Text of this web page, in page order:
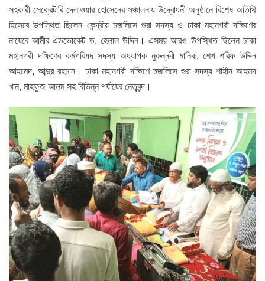
সহকারী সেক্রেটারি দেলাওয়ার হোসেনের সঞ্চালনায় উদ্বোধনী অনুষ্ঠানে বিশেষ অতিথি
হিসেবে উপস্থিত ছিলেন কেন্দ্রীয় মজলিসে শুরা সদস্য ও ঢাকা মহানগরী দক্ষিণের
নায়েবে আমীর এডভোকেট ড. হেলাল উদ্দিন। এসময় আরও উপস্থিত ছিলেন ঢাকা
মহানগরী দক্ষিণের কর্মপরিষদ সদস্য অধ্যাপক নুরুন্নবী মানিক, শেখ শরিফ উদ্দিন
আহমেদ, আব্দুর রহমান। ঢাকা মহানগরী দক্ষিণে মজলিসে শুরা সদস্য শাহীন আহমদ
খান, মাহফুজ আলম সহ বিভিন্ন পর্যায়ের নেতৃবৃন্দ।